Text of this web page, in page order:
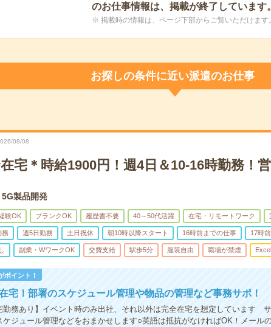
のお仕事情報は、掲載が終了しています。
※ 掲載時の情報は、ページ下部からご覧いただけます。
お探しの条件に近い派遣のお仕事
08/08
宅＊時給1900円！週4日＆10-16時勤務！
5G製品開発
験OK ブランクOK 履歴書不要 40～50代活躍 在宅・リモートワーク
務 週5日勤務 土日祝休 朝10時以降スタート 16時前までの仕事 17時
副業・WワークOK 交費支給 駅歩5分 服装自由 職場が禁煙 Excel
ポイント！
宅！部署のスケジュール管理や物品の管理など事務サポ！
勤務あり】イベント時のみ出社、それ以外は完全在宅を想定しています
ケジュール管理などをおまかせします○英語は抵抗がなければOK！メール